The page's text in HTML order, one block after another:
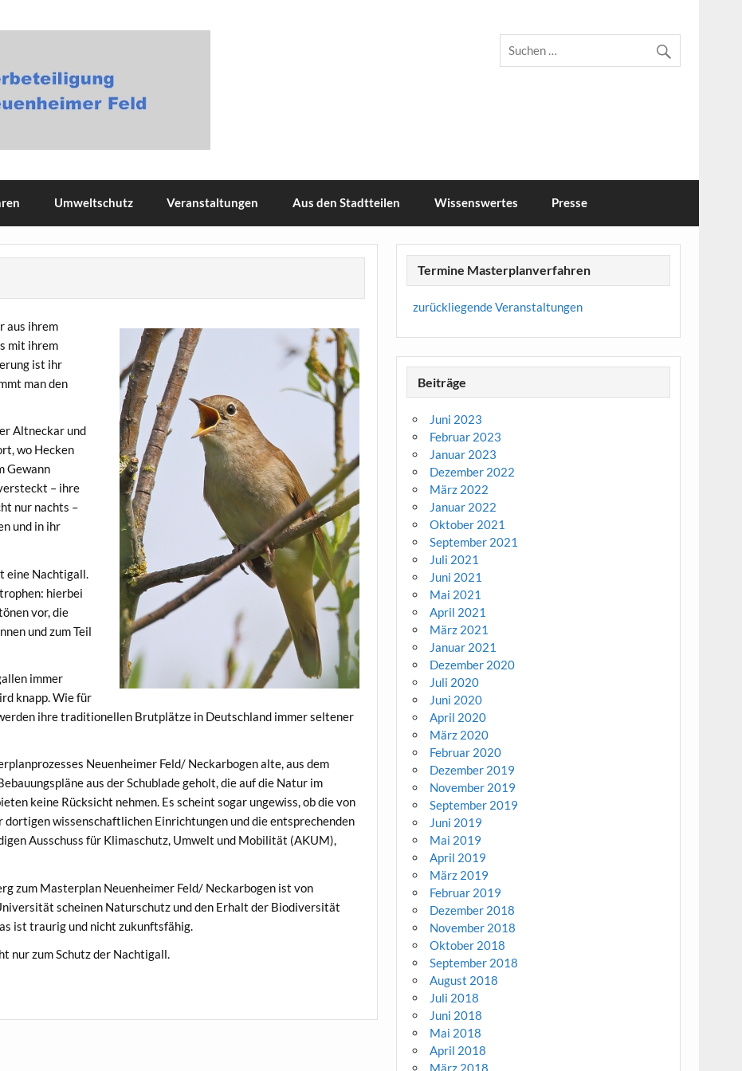
Masterplan Neuenheimer Feld
Umweltschutz Veranstaltungen Aus den Stadtteilen Wissenswertes Presse
aus ihrem
mit ihrem
ist ihr
man den
Altneckar und
wo Hecken
Gewann
– ihre
nur nachts –
und in ihr
eine Nachtigall.
hierbei
vor, die
und zum Teil
immer
knapp. Wie für
ihre traditionellen Brutplätze in Deutschland immer seltener
Neuenheimer Feld/ Neckarbogen alte, aus dem
aus der Schublade geholt, die auf die Natur im
keine Rücksicht nehmen. Es scheint sogar ungewiss, ob die von
wissenschaftlichen Einrichtungen und die entsprechenden
Ausschuss für Klimaschutz, Umwelt und Mobilität (AKUM),
zum Masterplan Neuenheimer Feld/ Neckarbogen ist von
scheinen Naturschutz und den Erhalt der Biodiversität
ist traurig und nicht zukunftsfähig.
nur zum Schutz der Nachtigall.
Termine Masterplanverfahren
zurückliegende Veranstaltungen
Beiträge
Juni 2023
Februar 2023
Januar 2023
Dezember 2022
März 2022
Januar 2022
Oktober 2021
September 2021
Juli 2021
Juni 2021
Mai 2021
April 2021
März 2021
Januar 2021
Dezember 2020
Juli 2020
Juni 2020
April 2020
März 2020
Februar 2020
Dezember 2019
November 2019
September 2019
Juni 2019
Mai 2019
April 2019
März 2019
Februar 2019
Dezember 2018
November 2018
Oktober 2018
September 2018
August 2018
Juli 2018
Juni 2018
Mai 2018
April 2018
März 2018